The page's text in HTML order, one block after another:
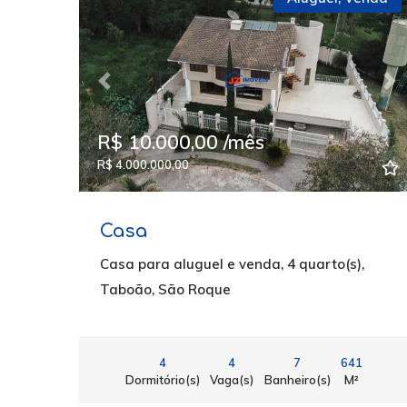
Previous
R$ 10.000,00 /mês
R$ 4.000.000,00
Casa
Casa para aluguel e venda, 4 quarto(s),
Taboão, São Roque
4
Dormitório(s)
4
Vaga(s)
7
Banheiro(s)
641
M²